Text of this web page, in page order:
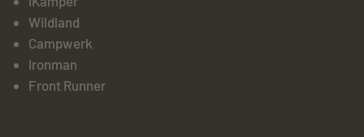
Wildland
Campwerk
Ironman
Front Runner